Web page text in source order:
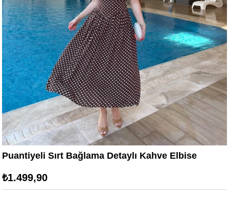
Puantiyeli Sırt Bağlama Detaylı Kahve Elbise
₺1.499,90